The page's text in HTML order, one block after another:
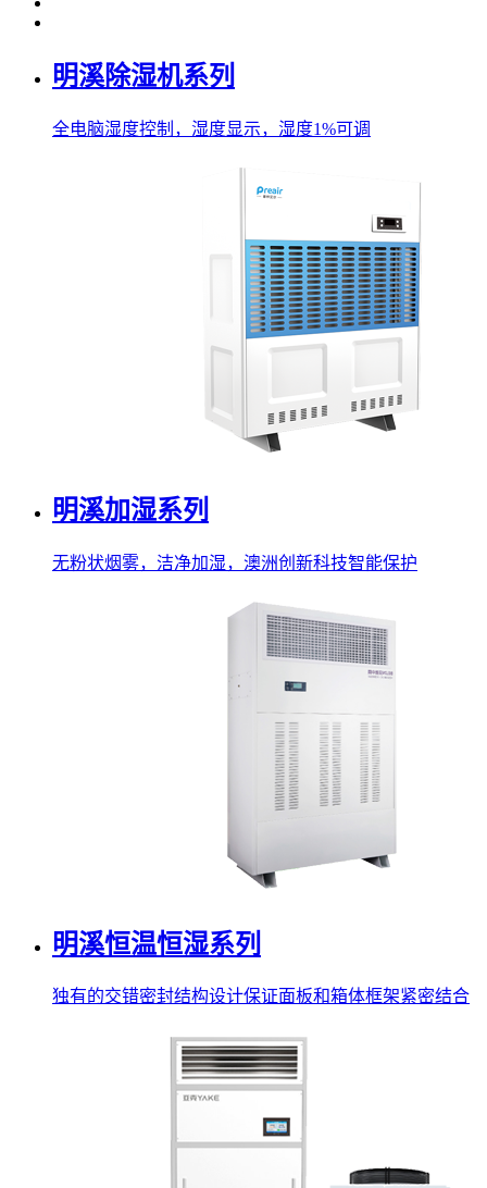
明溪除湿机系列
全电脑湿度控制，湿度显示，湿度1%可调
明溪加湿系列
无粉状烟雾，洁净加湿，澳洲创新科技智能保护
明溪恒温恒湿系列
独有的交错密封结构设计保证面板和箱体框架紧密结合